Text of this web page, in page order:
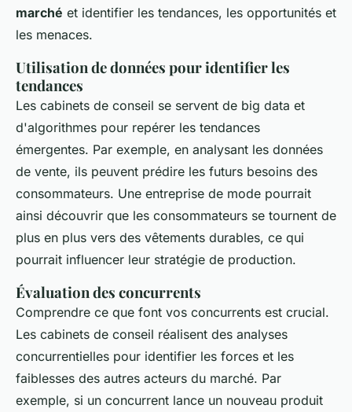
marché et identifier les tendances, les opportunités et
les menaces.
Utilisation de données pour identifier les
tendances
Les cabinets de conseil se servent de big data et
d'algorithmes pour repérer les tendances
émergentes. Par exemple, en analysant les données
de vente, ils peuvent prédire les futurs besoins des
consommateurs. Une entreprise de mode pourrait
ainsi découvrir que les consommateurs se tournent de
plus en plus vers des vêtements durables, ce qui
pourrait influencer leur stratégie de production.
Évaluation des concurrents
Comprendre ce que font vos concurrents est crucial.
Les cabinets de conseil réalisent des analyses
concurrentielles pour identifier les forces et les
faiblesses des autres acteurs du marché. Par
exemple, si un concurrent lance un nouveau produit